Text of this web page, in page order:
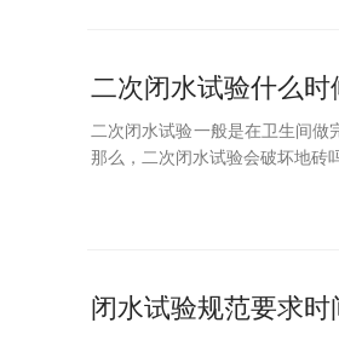
二次闭水试验什么时
二次闭水试验一般是在卫生间做
那么，二次闭水试验会破坏地砖
闭水试验规范要求时